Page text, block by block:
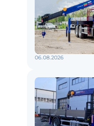
06.08.2026